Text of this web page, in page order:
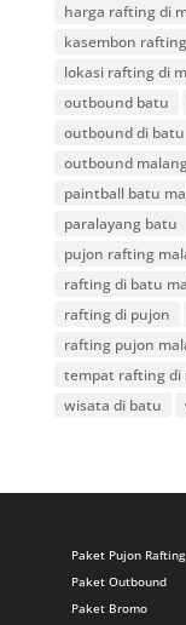
harga rafting di
kasembon rafting
lokasi rafting di
outbound batu
outbound di batu
outbound
paintball batu
paralayang batu
pujon rafting
rafting di batu
rafting di pujon
rafting pujon
tempat rafting di
wisata di batu
Paket Pujon Rafting
Paket Outbound
Paket Bromo